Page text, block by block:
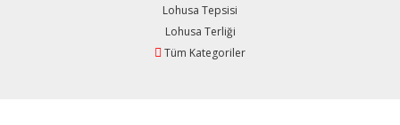
Lohusa Tepsisi
Lohusa Terliği
Tüm Kategoriler